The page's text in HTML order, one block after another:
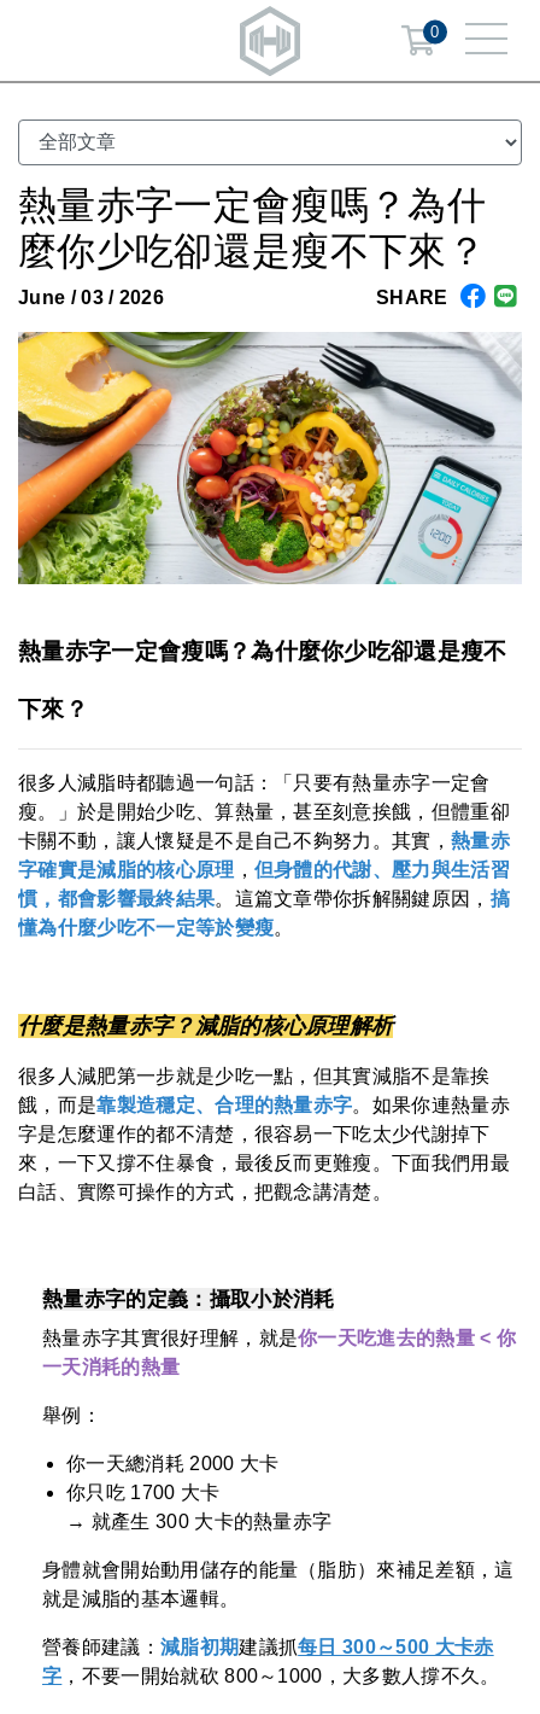
0
熱量赤字一定會瘦嗎？為什
麼你少吃卻還是瘦不下來？
June / 03 / 2026 SHARE
熱量赤字一定會瘦嗎？為什麼你少吃卻還是瘦不
下來？
很多人減脂時都聽過一句話：「只要有熱量赤字一定會
瘦。」於是開始少吃、算熱量，甚至刻意挨餓，但體重卻
卡關不動，讓人懷疑是不是自己不夠努力。其實，熱量赤
字確實是減脂的核心原理 ， 但身體的代謝、壓力與生活習
慣，都會影響最終結果。這篇文章帶你拆解關鍵原因， 搞
懂為什麼少吃不一定等於變瘦。
什麼是熱量赤字？減脂的核心原理解析
很多人減肥第一步就是少吃一點，但其實減脂不是靠挨
餓，而是靠製造穩定、合理的熱量赤字。如果你連熱量赤
字是怎麼運作的都不清楚，很容易一下吃太少代謝掉下
來，一下又撐不住暴食，最後反而更難瘦。下面我們用最
白話、實際可操作的方式，把觀念講清楚。
熱量赤字的定義：攝取小於消耗
熱量赤字其實很好理解，就是你一天吃進去的熱量 < 你
一天消耗的熱量
舉例：
你一天總消耗 2000 大卡
你只吃 1700 大卡
→ 就產生 300 大卡的熱量赤字
身體就會開始動用儲存的能量（脂肪）來補足差額，這
就是減脂的基本邏輯。
營養師建議： 減脂初期建議抓每日 300～500 大卡赤
字 ，不要一開始就砍 800～1000，大多數人撐不久。